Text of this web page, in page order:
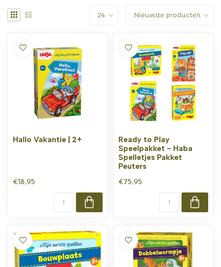
Hallo Vakantie | 2+
€18,95
Ready to Play
Speelpakket - Haba
Spelletjes Pakket
Peuters
€75,95